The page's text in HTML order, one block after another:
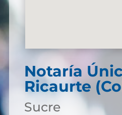
Notaría
Ricaurte
Sucre